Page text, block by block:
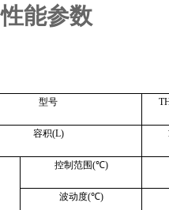
性能参数
型号
容积(L)
控制范围(℃)
波动度(℃)